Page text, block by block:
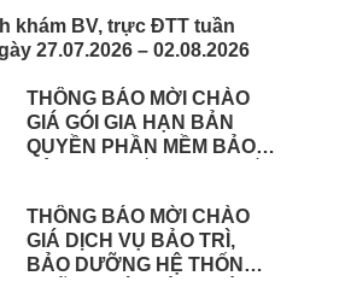
khám BV, trực ĐTT tuần
27.07.2026 – 02.08.2026
THÔNG BÁO MỜI CHÀO
GIÁ GÓI GIA HẠN BẢN
QUYỀN PHẦN MỀM BẢO
FORTIGATE – 400F
THÔNG BÁO MỜI CHÀO
GIÁ DỊCH VỤ BẢO TRÌ,
BẢO DƯỠNG HỆ THỐNG